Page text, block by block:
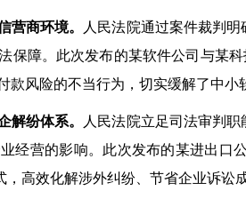
营商环境。
人民法院通过案件裁判
保障。此次发布的某软件公司与某
风险的不当行为，切实缓解了中小
解纷体系。
人民法院立足司法审判
经营的影响。此次发布的某进出
，高效化解涉外纠纷、节省企业诉讼